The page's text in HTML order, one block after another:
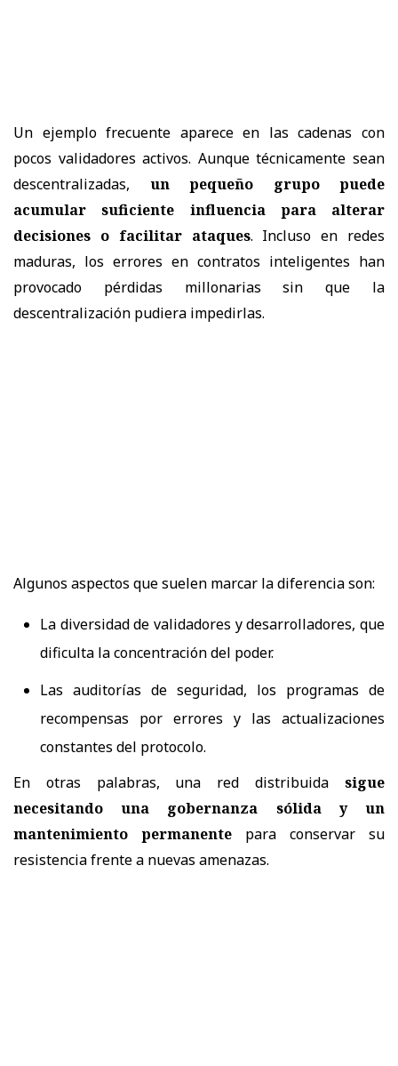
Un ejemplo frecuente aparece en las cadenas con
pocos validadores activos. Aunque técnicamente sean
descentralizadas, un pequeño grupo puede
acumular suficiente influencia para alterar
decisiones o facilitar ataques. Incluso en redes
maduras, los errores en contratos inteligentes han
provocado pérdidas millonarias sin que la
descentralización pudiera impedirlas.
Algunos aspectos que suelen marcar la diferencia son:
La diversidad de validadores y desarrolladores, que
dificulta la concentración del poder.
Las auditorías de seguridad, los programas de
recompensas por errores y las actualizaciones
constantes del protocolo.
En otras palabras, una red distribuida sigue
necesitando una gobernanza sólida y un
mantenimiento permanente para conservar su
resistencia frente a nuevas amenazas.